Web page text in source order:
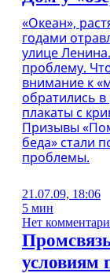
«Океан»,
годами
улице
проблему.
внимание к
обратились
плакаты с
Призывы
беда» стали
проблемы.
21.07.09, 18:06
5 мин
Нет
условиям